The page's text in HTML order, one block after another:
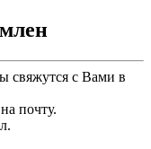
свяжутся с Вами в
почту.